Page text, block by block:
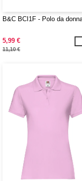
B&C BCI1F - Polo da
5,99 €
11,10 €